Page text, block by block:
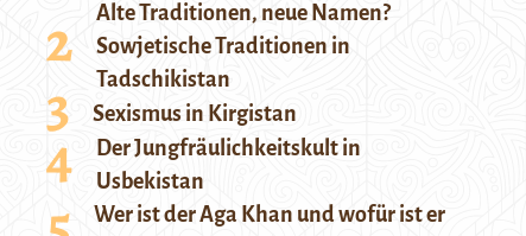
Alte Traditionen, neue Namen?
Sowjetische Traditionen in
Tadschikistan
Sexismus in Kirgistan
Der Jungfräulichkeitskult in
Usbekistan
Wer ist der Aga Khan und wofür ist er